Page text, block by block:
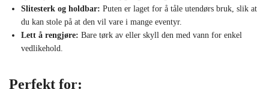
Slitesterk og holdbar: Puten er laget for å tåle utendørs bruk, slik at
du kan stole på at den vil vare i mange eventyr.
Lett å rengjøre: Bare tørk av eller skyll den med vann for enkel
vedlikehold.
Perfekt for: